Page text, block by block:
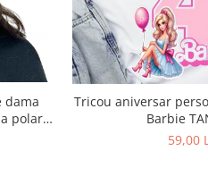
dama
Tricou aniversar personalizat cu papusa
59,00